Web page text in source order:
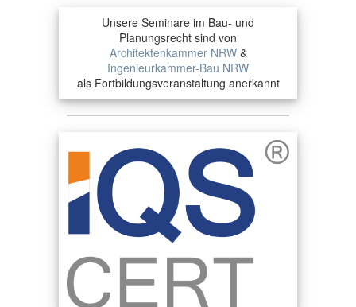
Unsere Seminare im Bau- und
Planungsrecht sind von
Architektenkammer NRW&
Ingenieurkammer-Bau NRW
als Fortbildungsveranstaltung anerkannt